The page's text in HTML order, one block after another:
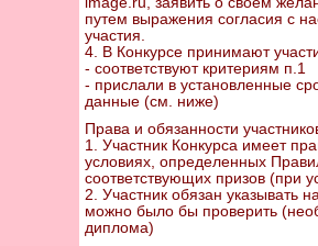
путем выражения согласия с
участия.
4. В Конкурсе принимают
- соответствуют критериям п.1
- прислали в установленные
данные (см. ниже)
Права и обязанности
1. Участник Конкурса имеет
условиях, определенных
соответствующих призов (при
2. Участник обязан указывать
можно было бы проверить
диплома)